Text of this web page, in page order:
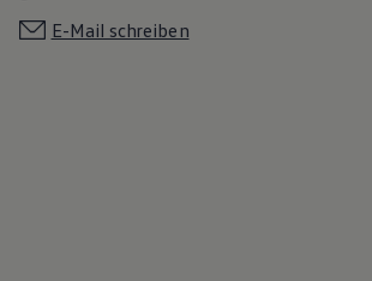
E-Mail schreiben